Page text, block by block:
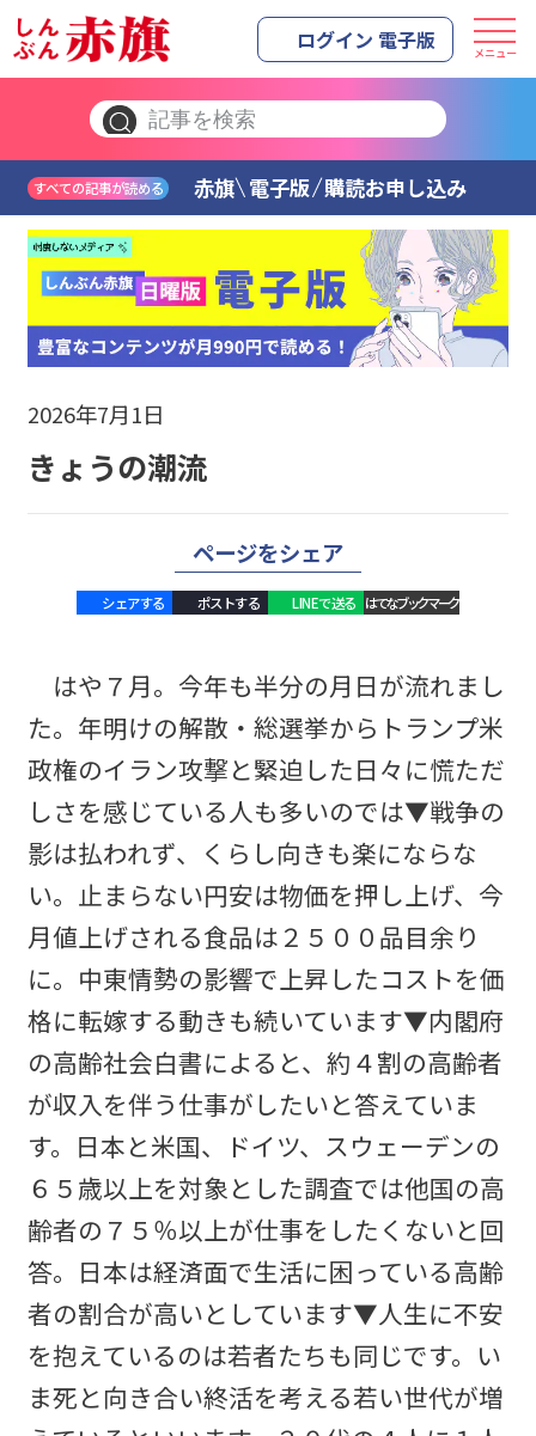
ログイン 電子版 メニュー
すべての記事が読める 赤旗 電子版 購読お申し込み
2026年7月1日
きょうの潮流
ページをシェア
シェアする ポストする LINEで送る はてなブックマーク
はや７月。今年も半分の月日が流れまし
た。年明けの解散・総選挙からトランプ米
政権のイラン攻撃と緊迫した日々に慌ただ
しさを感じている人も多いのでは▼戦争の
影は払われず、くらし向きも楽にならな
い。止まらない円安は物価を押し上げ、今
月値上げされる食品は２５００品目余り
に。中東情勢の影響で上昇したコストを価
格に転嫁する動きも続いています▼内閣府
の高齢社会白書によると、約４割の高齢者
が収入を伴う仕事がしたいと答えていま
す。日本と米国、ドイツ、スウェーデンの
６５歳以上を対象とした調査では他国の高
齢者の７５％以上が仕事をしたくないと回
答。日本は経済面で生活に困っている高齢
者の割合が高いとしています▼人生に不安
を抱えているのは若者たちも同じです。い
ま死と向き合い終活を考える若い世代が増